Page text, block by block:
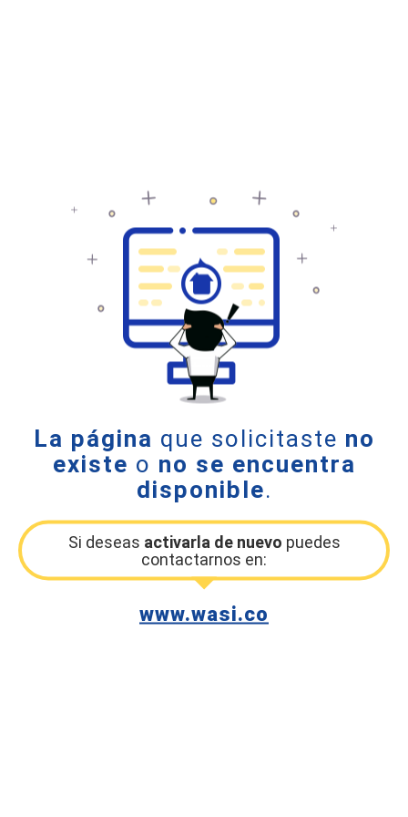
La página que solicitaste no
existe o no se encuentra
disponible.
Si deseas activarla de nuevo puedes
contactarnos en:
www.wasi.co